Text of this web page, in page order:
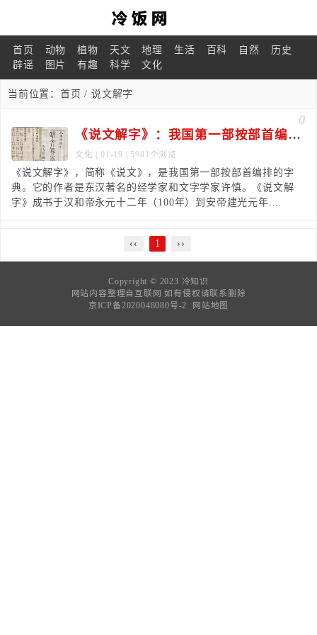
首页 动物 植物 天文 地理 生活 百科 自然
历史
辟谣
图片 有趣 科学 文化
当前位置： 首页 / 说文解字
0
《说文解字》：我国第一部按部首编排的字典
文化 | 01-19 | 5981个浏览
《说文解字》，简称《说文》，是我国第一部按部首编排的字
典。它的作者是东汉著名的经学家和文字学家许慎。《说文解
字》成书于汉和帝永元十二年（100年）到安帝建光元年...
‹‹ 1 ››
Copyright © 2023 冷知识
网站内容整理自互联网 如有侵权请联系删除
京ICP备2020048080号-2
网站地图